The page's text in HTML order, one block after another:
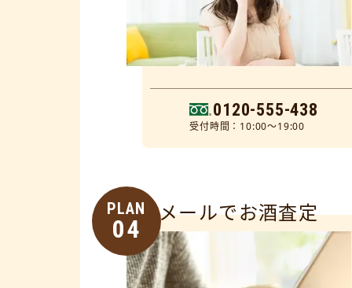
0120-555-438
受付時間：10:00～19:00
PLAN
04
メールでお酒査定